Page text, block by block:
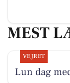
MEST
VEJRET
Lun dag